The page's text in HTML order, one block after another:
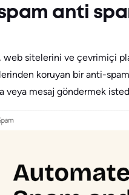
anti
web sitelerini ve çevrimiçi
koruyan bir anti-
veya mesaj göndermek